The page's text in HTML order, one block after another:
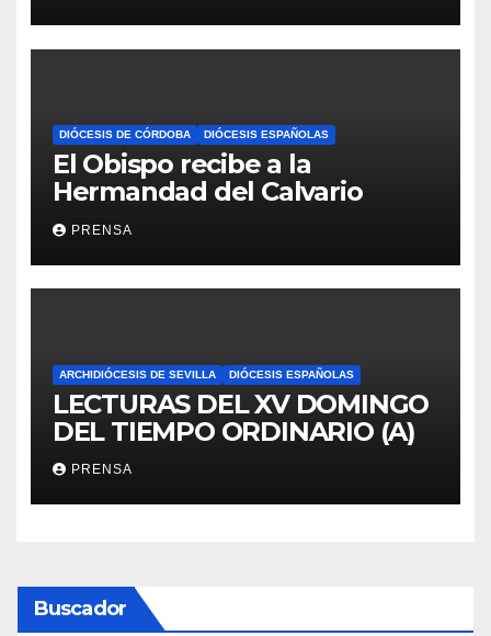
DIÓCESIS DE CÓRDOBA DIÓCESIS ESPAÑOLAS
El Obispo recibe a la
Hermandad del Calvario
PRENSA
ARCHIDIÓCESIS DE SEVILLA DIÓCESIS ESPAÑOLAS
LECTURAS DEL XV DOMINGO
DEL TIEMPO ORDINARIO (A)
PRENSA
Buscador